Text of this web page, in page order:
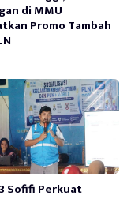
di MMU
Promo Tambah
Sofifi Perkuat